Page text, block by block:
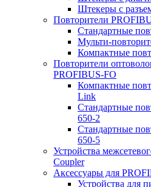
Штекеры с
Повторители
Стандартные
Мульти-
Компактные
Повторители
PROFIBUS-FO
Компактные
Link
Стандартные
650-2
Стандартные
650-5
Устройства
Coupler
Аксессуары для
Устройства для